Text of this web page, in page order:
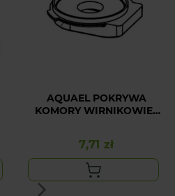
AQUAEL POKRYWA
KOMORY WIRNIKOWIEJ
Cena
7,71 zł